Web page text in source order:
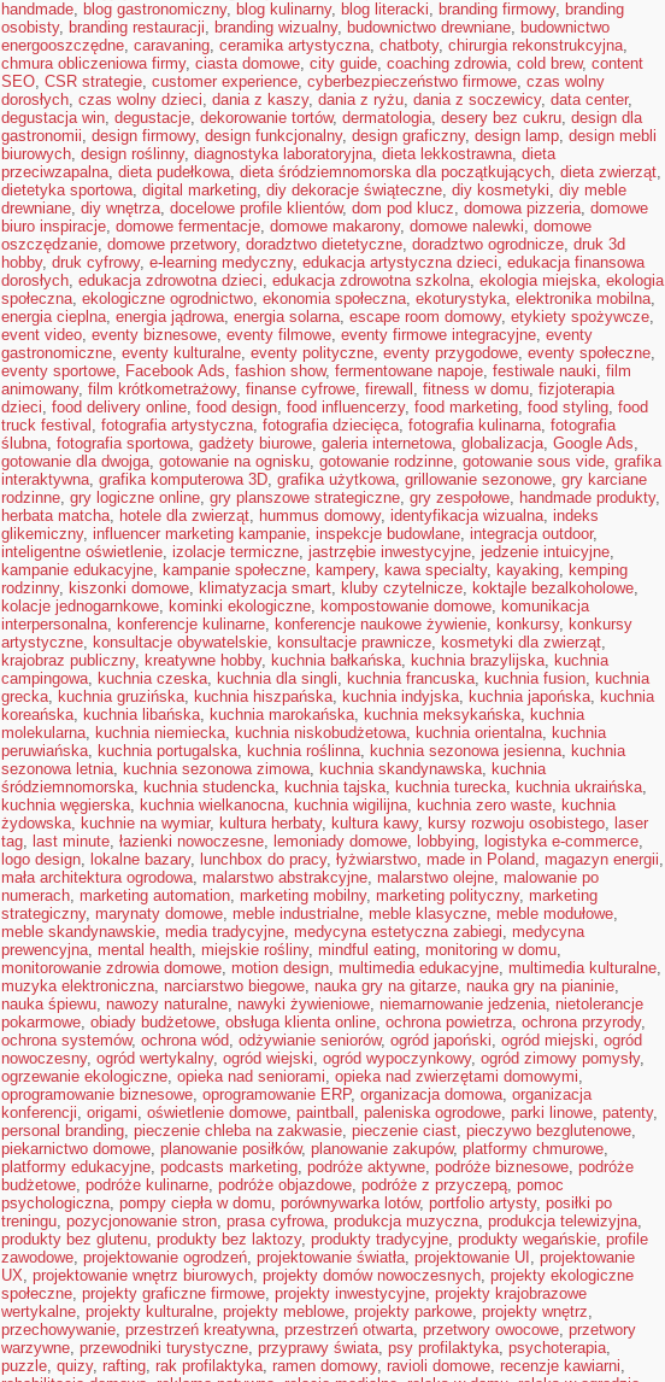
handmade, blog gastronomiczny, blog kulinarny, blog literacki, branding firmowy, branding
osobisty, branding restauracji, branding wizualny, budownictwo drewniane, budownictwo
energooszczędne, caravaning, ceramika artystyczna, chatboty, chirurgia rekonstrukcyjna,
chmura obliczeniowa firmy, ciasta domowe, city guide, coaching zdrowia, cold brew, content
SEO, CSR strategie, customer experience, cyberbezpieczeństwo firmowe, czas wolny
dorosłych, czas wolny dzieci, dania z kaszy, dania z ryżu, dania z soczewicy, data center,
degustacja win, degustacje, dekorowanie tortów, dermatologia, desery bez cukru, design dla
gastronomii, design firmowy, design funkcjonalny, design graficzny, design lamp, design mebli
biurowych, design roślinny, diagnostyka laboratoryjna, dieta lekkostrawna, dieta
przeciwzapalna, dieta pudełkowa, dieta śródziemnomorska dla początkujących, dieta zwierząt,
dietetyka sportowa, digital marketing, diy dekoracje świąteczne, diy kosmetyki, diy meble
drewniane, diy wnętrza, docelowe profile klientów, dom pod klucz, domowa pizzeria, domowe
biuro inspiracje, domowe fermentacje, domowe makarony, domowe nalewki, domowe
oszczędzanie, domowe przetwory, doradztwo dietetyczne, doradztwo ogrodnicze, druk 3d
hobby, druk cyfrowy, e-learning medyczny, edukacja artystyczna dzieci, edukacja finansowa
dorosłych, edukacja zdrowotna dzieci, edukacja zdrowotna szkolna, ekologia miejska, ekologia
społeczna, ekologiczne ogrodnictwo, ekonomia społeczna, ekoturystyka, elektronika mobilna,
energia cieplna, energia jądrowa, energia solarna, escape room domowy, etykiety spożywcze,
event video, eventy biznesowe, eventy filmowe, eventy firmowe integracyjne, eventy
gastronomiczne, eventy kulturalne, eventy polityczne, eventy przygodowe, eventy społeczne,
eventy sportowe, Facebook Ads, fashion show, fermentowane napoje, festiwale nauki, film
animowany, film krótkometrażowy, finanse cyfrowe, firewall , fitness w domu, fizjoterapia
dzieci, food delivery online, food design, food influencerzy, food marketing, food styling, food
truck festival , fotografia artystyczna, fotografia dziecięca, fotografia kulinarna, fotografia
ślubna, fotografia sportowa, gadżety biurowe, galeria internetowa, globalizacja, Google Ads,
gotowanie dla dwojga, gotowanie na ognisku, gotowanie rodzinne, gotowanie sous vide, grafika
interaktywna, grafika komputerowa 3D, grafika użytkowa, grillowanie sezonowe, gry karciane
rodzinne, gry logiczne online, gry planszowe strategiczne, gry zespołowe, handmade produkty,
herbata matcha, hotele dla zwierząt, hummus domowy, identyfikacja wizualna, indeks
glikemiczny, influencer marketing kampanie, inspekcje budowlane, integracja outdoor,
inteligentne oświetlenie, izolacje termiczne, jastrzębie inwestycyjne, jedzenie intuicyjne,
kampanie edukacyjne, kampanie społeczne, kampery, kawa specialty, kayaking, kemping
rodzinny, kiszonki domowe, klimatyzacja smart, kluby czytelnicze, koktajle bezalkoholowe,
kolacje jednogarnkowe, kominki ekologiczne, kompostowanie domowe, komunikacja
interpersonalna, konferencje kulinarne, konferencje naukowe żywienie, konkursy, konkursy
artystyczne, konsultacje obywatelskie, konsultacje prawnicze, kosmetyki dla zwierząt,
krajobraz publiczny, kreatywne hobby, kuchnia bałkańska, kuchnia brazylijska, kuchnia
campingowa, kuchnia czeska, kuchnia dla singli, kuchnia francuska, kuchnia fusion, kuchnia
grecka, kuchnia gruzińska, kuchnia hiszpańska, kuchnia indyjska, kuchnia japońska, kuchnia
koreańska, kuchnia libańska, kuchnia marokańska, kuchnia meksykańska, kuchnia
molekularna, kuchnia niemiecka, kuchnia niskobudżetowa, kuchnia orientalna, kuchnia
peruwiańska, kuchnia portugalska, kuchnia roślinna, kuchnia sezonowa jesienna, kuchnia
sezonowa letnia, kuchnia sezonowa zimowa, kuchnia skandynawska, kuchnia
śródziemnomorska, kuchnia studencka, kuchnia tajska, kuchnia turecka, kuchnia ukraińska,
kuchnia węgierska, kuchnia wielkanocna, kuchnia wigilijna, kuchnia zero waste, kuchnia
żydowska, kuchnie na wymiar, kultura herbaty, kultura kawy, kursy rozwoju osobistego, laser
tag, last minute, łazienki nowoczesne, lemoniady domowe, lobbying, logistyka e-commerce,
logo design, lokalne bazary, lunchbox do pracy, łyżwiarstwo, made in Poland, magazyn energii,
mała architektura ogrodowa, malarstwo abstrakcyjne, malarstwo olejne, malowanie po
numerach, marketing automation, marketing mobilny, marketing polityczny, marketing
strategiczny, marynaty domowe, meble industrialne, meble klasyczne, meble modułowe,
meble skandynawskie, media tradycyjne, medycyna estetyczna zabiegi, medycyna
prewencyjna, mental health, miejskie rośliny, mindful eating, monitoring w domu,
monitorowanie zdrowia domowe, motion design, multimedia edukacyjne, multimedia kulturalne,
muzyka elektroniczna, narciarstwo biegowe, nauka gry na gitarze, nauka gry na pianinie,
nauka śpiewu, nawozy naturalne, nawyki żywieniowe, niemarnowanie jedzenia, nietolerancje
pokarmowe, obiady budżetowe, obsługa klienta online, ochrona powietrza, ochrona przyrody,
ochrona systemów, ochrona wód, odżywianie seniorów, ogród japoński, ogród miejski, ogród
nowoczesny, ogród wertykalny, ogród wiejski, ogród wypoczynkowy, ogród zimowy pomysły,
ogrzewanie ekologiczne, opieka nad seniorami, opieka nad zwierzętami domowymi,
oprogramowanie biznesowe, oprogramowanie ERP, organizacja domowa, organizacja
konferencji, origami, oświetlenie domowe, paintball , paleniska ogrodowe, parki linowe, patenty,
personal branding, pieczenie chleba na zakwasie, pieczenie ciast, pieczywo bezglutenowe,
piekarnictwo domowe, planowanie posiłków, planowanie zakupów, platformy chmurowe,
platformy edukacyjne, podcasts marketing, podróże aktywne, podróże biznesowe, podróże
budżetowe, podróże kulinarne, podróże objazdowe, podróże z przyczepą, pomoc
psychologiczna, pompy ciepła w domu, porównywarka lotów, portfolio artysty, posiłki po
treningu, pozycjonowanie stron, prasa cyfrowa, produkcja muzyczna, produkcja telewizyjna,
produkty bez glutenu, produkty bez laktozy, produkty tradycyjne, produkty wegańskie, profile
zawodowe, projektowanie ogrodzeń, projektowanie światła, projektowanie UI , projektowanie
UX, projektowanie wnętrz biurowych, projekty domów nowoczesnych, projekty ekologiczne
społeczne, projekty graficzne firmowe, projekty inwestycyjne, projekty krajobrazowe
wertykalne, projekty kulturalne, projekty meblowe, projekty parkowe, projekty wnętrz,
przechowywanie, przestrzeń kreatywna, przestrzeń otwarta, przetwory owocowe, przetwory
warzywne, przewodniki turystyczne, przyprawy świata, psy profilaktyka, psychoterapia,
puzzle, quizy, rafting, rak profilaktyka, ramen domowy, ravioli domowe, recenzje kawiarni,